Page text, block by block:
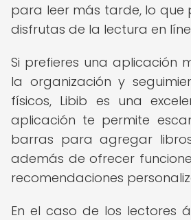
para leer más tarde, lo que
disfrutas de la lectura en
Si prefieres una aplicación
la organización y
físicos, Libib es una
aplicación te permite
barras para agregar
además de ofrecer
recomendaciones
En el caso de los lectores